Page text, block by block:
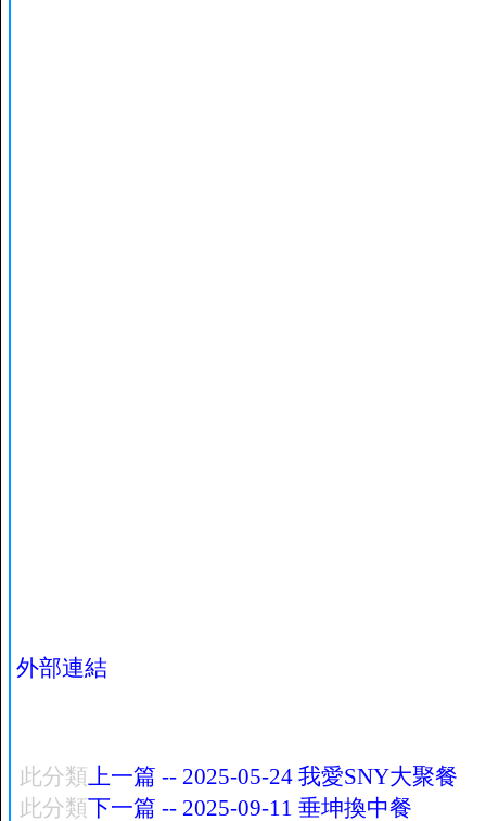
外部連結
此分類 上一篇 -- 2025-05-24 我愛SNY大聚餐
此分類下一篇 -- 2025-09-11 垂坤換中餐